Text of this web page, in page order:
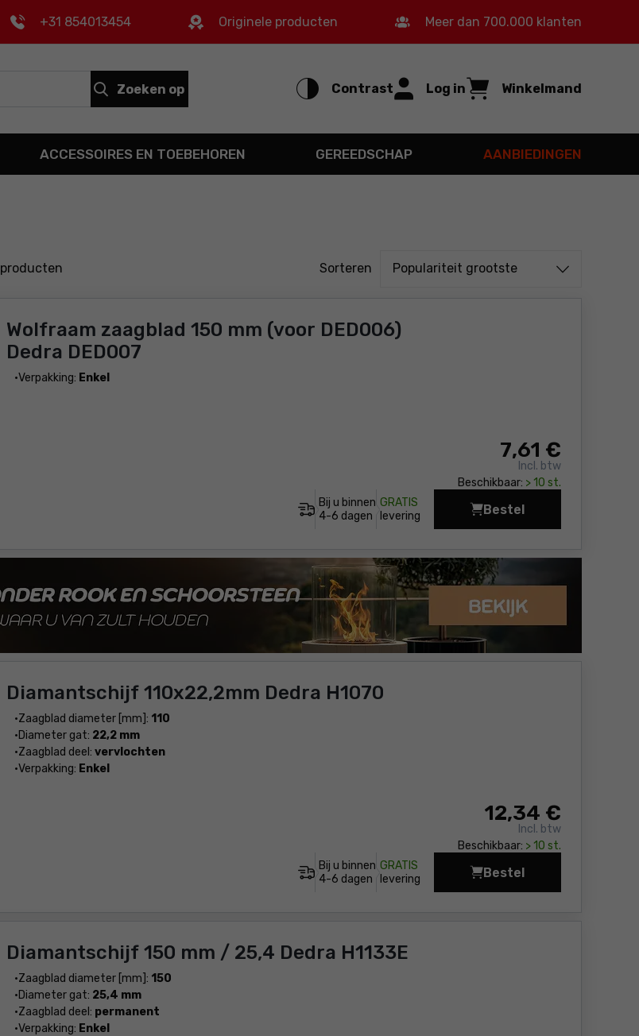
+31 854013454 Originele producten Meer dan 700.000 klanten
Zoeken op Contrast Log in Winkelmand
ACCESSOIRES EN TOEBEHOREN GEREEDSCHAP AANBIEDINGEN
producten Sorteren Sorteren uit
Populariteit grootste
Wolfraam zaagblad 150 mm (voor DED006)
Dedra DED007
Verpakking: Enkel
7,61 €
Incl. btw
Beschikbaar: > 10 st.
Bij u binnen
4-6 dagen
GRATIS
levering
Bestel
Wolfraam zaagblad
Diamantschijf 110x22,2mm Dedra H1070
Zaagblad diameter [mm]: 110
Diameter gat: 22,2 mm
Zaagblad deel: vervlochten
Verpakking: Enkel
12,34 €
Incl. btw
Beschikbaar: > 10 st.
Bij u binnen
4-6 dagen
GRATIS
levering
Bestel
Diamantschijf
Diamantschijf 150 mm / 25,4 Dedra H1133E
Zaagblad diameter [mm]: 150
Diameter gat: 25,4 mm
Zaagblad deel: permanent
Verpakking: Enkel